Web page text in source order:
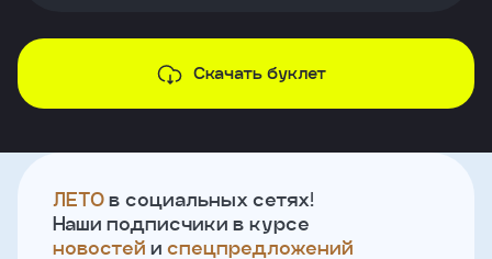
Скачать буклет
ЛЕТО в социальных сетях!
Наши подписчики в курсе
новостей и спецпредложений